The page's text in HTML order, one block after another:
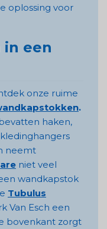
oplossing voor
een
onze ruime
.
haken,
neemt
niet veel
wandkapstok
Tubulus
Van Esch een
bovenkant zorgt